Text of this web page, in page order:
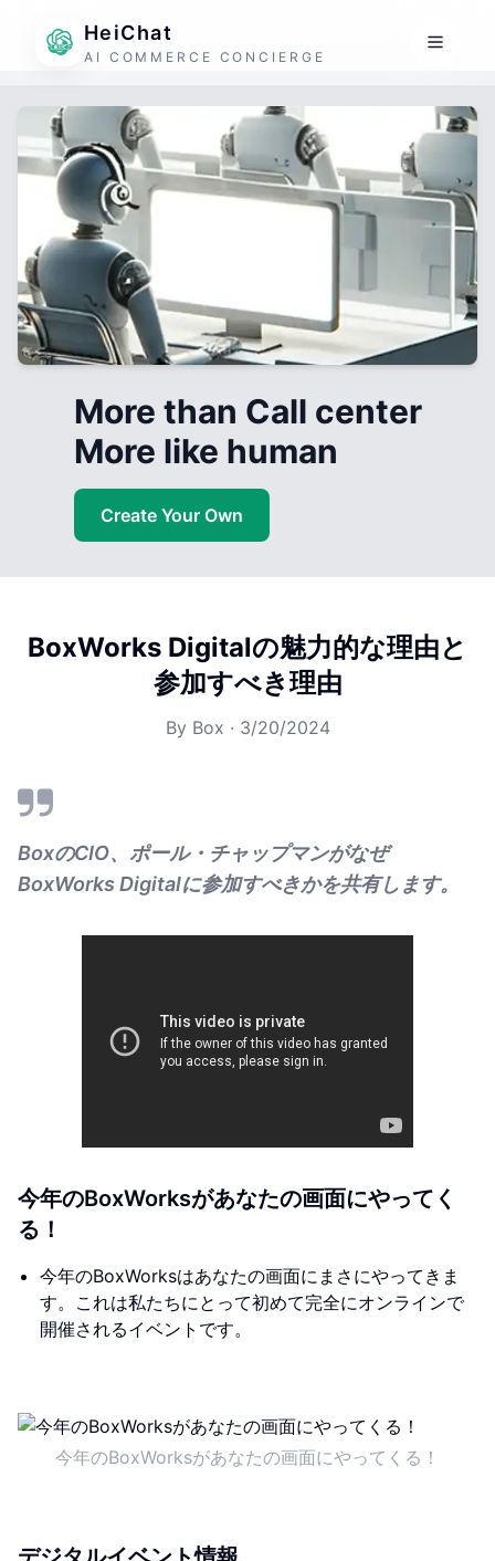
HeiChat
AI COMMERCE CONCIERGE
More than Call center
More like human
Create Your Own
BoxWorks Digitalの魅力的な理由と
参加すべき理由
By Box · 3/20/2024
BoxのCIO、ポール・チャップマンがなぜ
BoxWorks Digitalに参加すべきかを共有します。
今年のBoxWorksがあなたの画面にやってく
る！
今年のBoxWorksはあなたの画面にまさにやってきま
す。これは私たちにとって初めて完全にオンラインで
開催されるイベントです。
今年のBoxWorksがあなたの画面にやってくる！